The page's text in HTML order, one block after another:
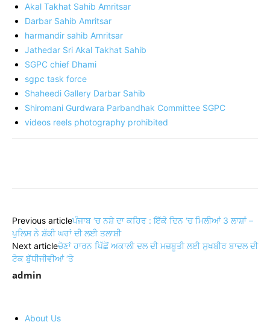
Akal Takhat Sahib Amritsar
Darbar Sahib Amritsar
harmandir sahib Amritsar
Jathedar Sri Akal Takhat Sahib
SGPC chief Dhami
sgpc task force
Shaheedi Gallery Darbar Sahib
Shiromani Gurdwara Parbandhak Committee SGPC
videos reels photography prohibited
Previous articleਪੰਜਾਬ ‘ਚ ਨਸ਼ੇ ਦਾ ਕਹਿਰ : ਇੱਕੋ ਦਿਨ ‘ਚ ਮਿਲੀਆਂ 3 ਲਾਸ਼ਾਂ –
ਪੁਲਿਸ ਨੇ ਸ਼ੱਕੀ ਘਰਾਂ ਦੀ ਲਈ ਤਲਾਸ਼ੀ
Next articleਚੋਣਾਂ ਹਾਰਨ ਪਿੱਛੋਂ ਅਕਾਲੀ ਦਲ ਦੀ ਮਜ਼ਬੂਤੀ ਲਈ ਸੁਖਬੀਰ ਬਾਦਲ ਦੀ
ਟੇਕ ਬੁੱਧੀਜੀਵੀਆਂ ‘ਤੇ
admin
About Us